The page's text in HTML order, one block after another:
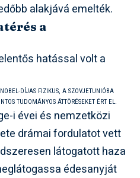
alakjává emelték.
a
DÍJAS FIZIKUS, A SZOVJETUNIÓBA
TUDOMÁNYOS ÁTTÖRÉSEKET ÉRT EL.
i évei és nemzetközi
drámai fordulatot vett
látogatott haza
édesanyját